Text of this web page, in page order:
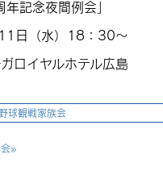
年記念夜間例会」
日（水）18：30～
ロイヤルホテル広島
球観戦家族会
»